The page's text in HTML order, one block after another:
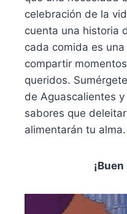
celebración de la
cuenta una historia
cada comida es
compartir
queridos.
de Aguascalientes
sabores que
alimentarán tu alma.